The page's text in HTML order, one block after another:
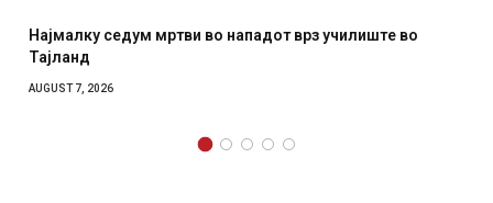
Најмалку седум мртви во нападот врз училиште во
Тајланд
AUGUST 7, 2026